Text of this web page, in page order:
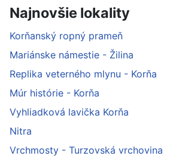
Najnovšie lokality
Korňanský ropný prameň
Mariánske námestie - Žilina
Replika veterného mlynu - Korňa
Múr histórie - Korňa
Vyhliadková lavička Korňa
Nitra
Vrchmosty - Turzovská vrchovina